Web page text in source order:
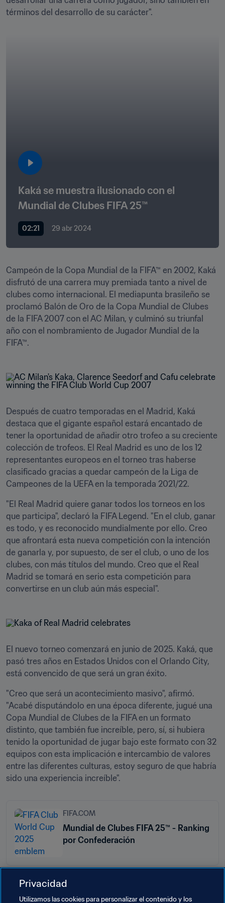
términos del desarrollo de su carácter".
Kaká se muestra ilusionado con el
Mundial de Clubes FIFA 25™
02:21 29 abr 2024
Campeón de la Copa Mundial de la FIFA™ en 2002, Kaká
disfrutó de una carrera muy premiada tanto a nivel de
clubes como internacional. El mediapunta brasileño se
proclamó Balón de Oro de la Copa Mundial de Clubes
de la FIFA 2007 con el AC Milan, y culminó su triunfal
año con el nombramiento de Jugador Mundial de la
FIFA™.
Después de cuatro temporadas en el Madrid, Kaká
destaca que el gigante español estará encantado de
tener la oportunidad de añadir otro trofeo a su creciente
colección de trofeos. El Real Madrid es uno de los 12
representantes europeos en el torneo tras haberse
clasificado gracias a quedar campeón de la Liga de
Campeones de la UEFA en la temporada 2021/22.
"El Real Madrid quiere ganar todos los torneos en los
que participa", declaró la FIFA Legend. "En el club, ganar
es todo, y es reconocido mundialmente por ello. Creo
que afrontará esta nueva competición con la intención
de ganarla y, por supuesto, de ser el club, o uno de los
clubes, con más títulos del mundo. Creo que el Real
Madrid se tomará en serio esta competición para
convertirse en un club aún más especial".
El nuevo torneo comenzará en junio de 2025. Kaká, que
pasó tres años en Estados Unidos con el Orlando City,
está convencido de que será un gran éxito.
"Creo que será un acontecimiento masivo", afirmó.
"Acabé disputándolo en una época diferente, jugué una
Copa Mundial de Clubes de la FIFA en un formato
distinto, que también fue increíble, pero, sí, si hubiera
tenido la oportunidad de jugar bajo este formato con 32
equipos con esta implicación e intercambio de valores
entre las diferentes culturas, estoy seguro de que habría
sido una experiencia increíble".
FIFA.COM
Mundial de Clubes FIFA 25™ - Ranking
por Confederación
Temas relacionados
Privacidad
Utilizamos las cookies para personalizar el contenido y los